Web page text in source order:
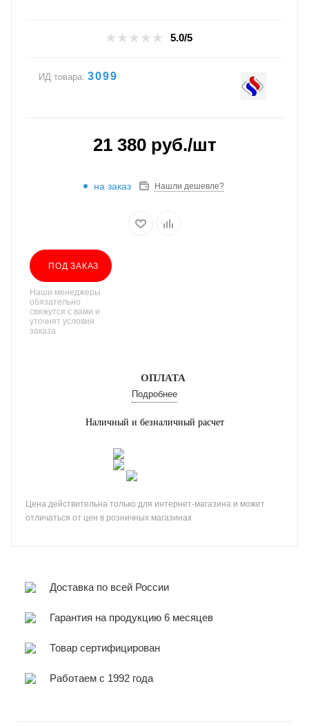
5.0/5
ИД товара: 3099
21 380руб./шт
на заказ Нашли дешевле?
ПОД ЗАКАЗ
Наши менеджеры
обязательно
свяжутся с вами и
уточнят условия
заказа
ОПЛАТА
Подробнее
Наличный и безналичный расчет
Цена действительна только для интернет-магазина и может
отличаться от цен в розничных магазинах
Доставка по всей России
Гарантия на продукцию 6 месяцев
Товар сертифицирован
Работаем с 1992 года